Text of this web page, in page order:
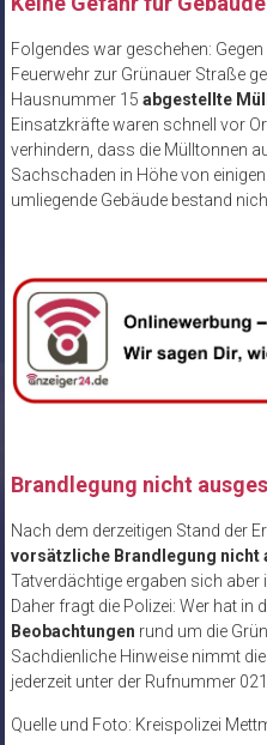
Folgendes war geschehen:
Feuerwehr zur Grünauer Straße
Hausnummer 15 abgestellte
Einsatzkräfte waren schnell vor
verhindern, dass die Mülltonnen
Sachschaden in Höhe von
umliegende Gebäude bestand
Brandlegung nicht
Nach dem derzeitigen Stand der
vorsätzliche Brandlegung nicht
Tatverdächtige ergaben sich aber
Daher fragt die Polizei: Wer hat in
Beobachtungen rund um die
Sachdienliche Hinweise nimmt
jederzeit unter der Rufnummer
Quelle und Foto: Kreispolizei